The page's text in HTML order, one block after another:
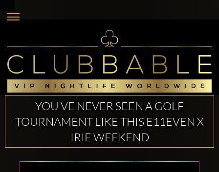
YOU VE NEVER SEEN A GOLF
TOURNAMENT LIKE THIS E11EVEN X
IRIE WEEKEND